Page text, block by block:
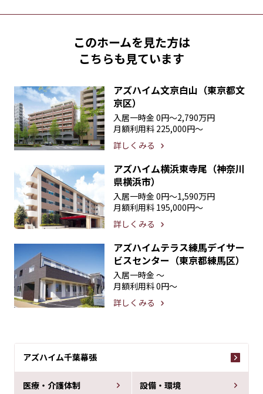
アズハイム千葉幕張
医療・介護体制 設備・環境
このホームを見た方は
こちらも見ています
アズハイム文京白山（東京都文
京区）
入居一時金 0円〜2,790万円
月額利用料 225,000円〜
詳しくみる
アズハイム横浜東寺尾（神奈川
県横浜市）
入居一時金 0円〜1,590万円
月額利用料 195,000円〜
詳しくみる
アズハイムテラス練馬デイサー
ビスセンター（東京都練馬区）
入居一時金 〜
月額利用料0円〜
詳しくみる